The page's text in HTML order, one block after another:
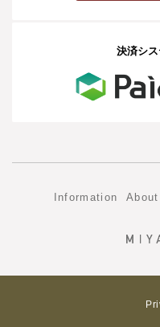
決済シ
Information About